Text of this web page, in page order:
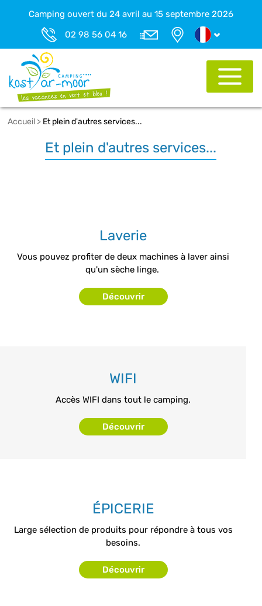
Camping ouvert du 24 avril au 15 septembre 2026
02 98 56 04 16
Accueil > Et plein d'autres services...
Et plein d'autres services...
Laverie
Vous pouvez profiter de deux machines à laver ainsi
qu'un sèche linge.
Découvrir
WIFI
Accès WIFI dans tout le camping.
Découvrir
ÉPICERIE
Large sélection de produits pour répondre à tous vos
besoins.
Découvrir